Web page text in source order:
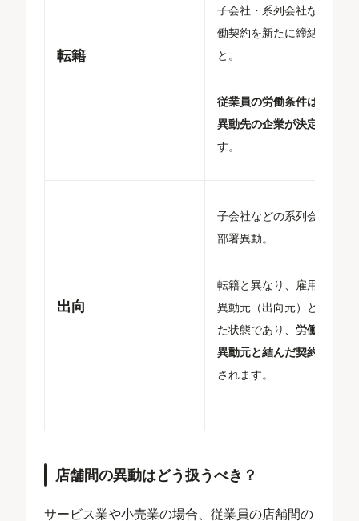
転籍
子会社・系列会社などと労
働契約を新たに締結するこ
と。
従業員の労働条件はすべて
異動先の企業が決定
す。
出向
子会社などの系列会社への
部署異動。
転籍と異なり、雇用関係は
異動元（出向元）と維持し
た状態であり、労働条件は
異動元と結んだ契約が適用
されます。
店舗間の異動はどう扱うべき？
サービス業や小売業の場合、従業員の店舗間の